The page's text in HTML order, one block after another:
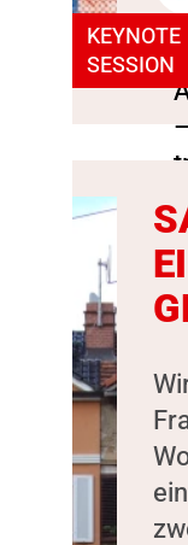
KEYNOTE
SESSION